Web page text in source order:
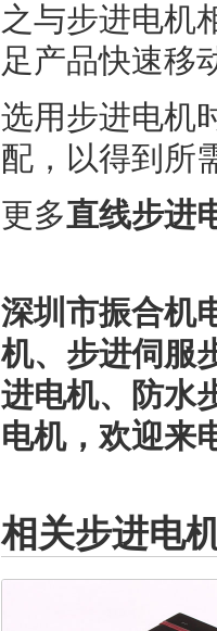
之与步进电机
足产品快速移
选用步进电机
配，以得到所
更多直线步进
深圳市振合机
机、步进伺服
进电机、防水
电机，欢迎来
相关步进电